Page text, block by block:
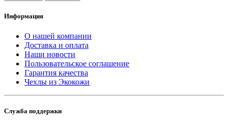
Информация
О нашей компании
Доставка и оплата
Наши новости
Пользовательское соглашение
Гарантия качества
Чехлы из Экокожи
Служба поддержки